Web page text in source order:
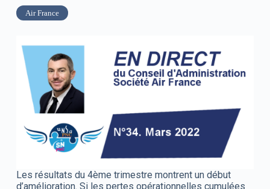
Air France
Les résultats du 4ème trimestre montrent un début
d’amélioration. Si les pertes opérationnelles cumulées